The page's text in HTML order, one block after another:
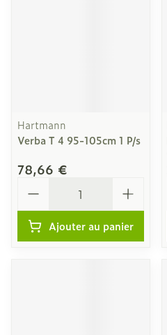
Hartmann
Verba T 4 95-105cm 1 P/s
78,66 €
Ajouter au panier